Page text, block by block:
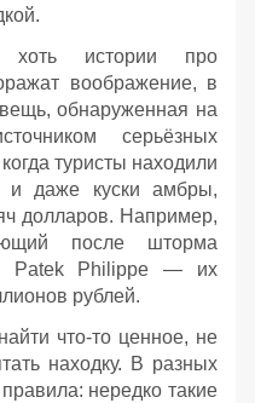
хоть истории про
воображение, в
обнаруженная на
серьёзных
туристы находили
и даже куски амбры,
долларов. Например,
после шторма
Patek Philippe — их
рублей.
что‑то ценное, не
находку. В разных
нередко такие